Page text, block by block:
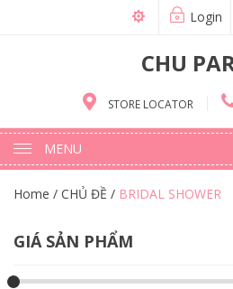
Login
CHU
STORE LOCATOR
MENU
Home / CHỦ ĐỀ / BRIDAL SHOWER
GIÁ SẢN PHẨM